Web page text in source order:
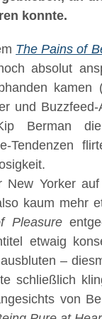
konnte.
The Pains of
absolut
kamen
und
Kip Berman
Tendenzen
Yorker
kaum mehr
Pleasure
etwaig
–
schließlich
von